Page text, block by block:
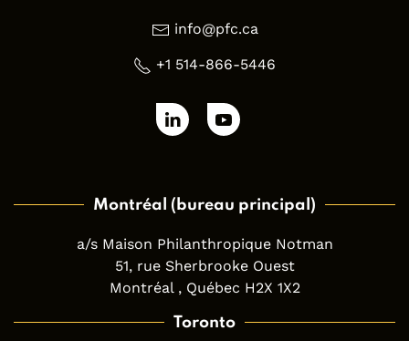
info@pfc.ca
+1 514-866-5446
Montréal (bureau principal)
a/s Maison Philanthropique Notman
51, rue Sherbrooke Ouest
Montréal , Québec H2X 1X2
Toronto